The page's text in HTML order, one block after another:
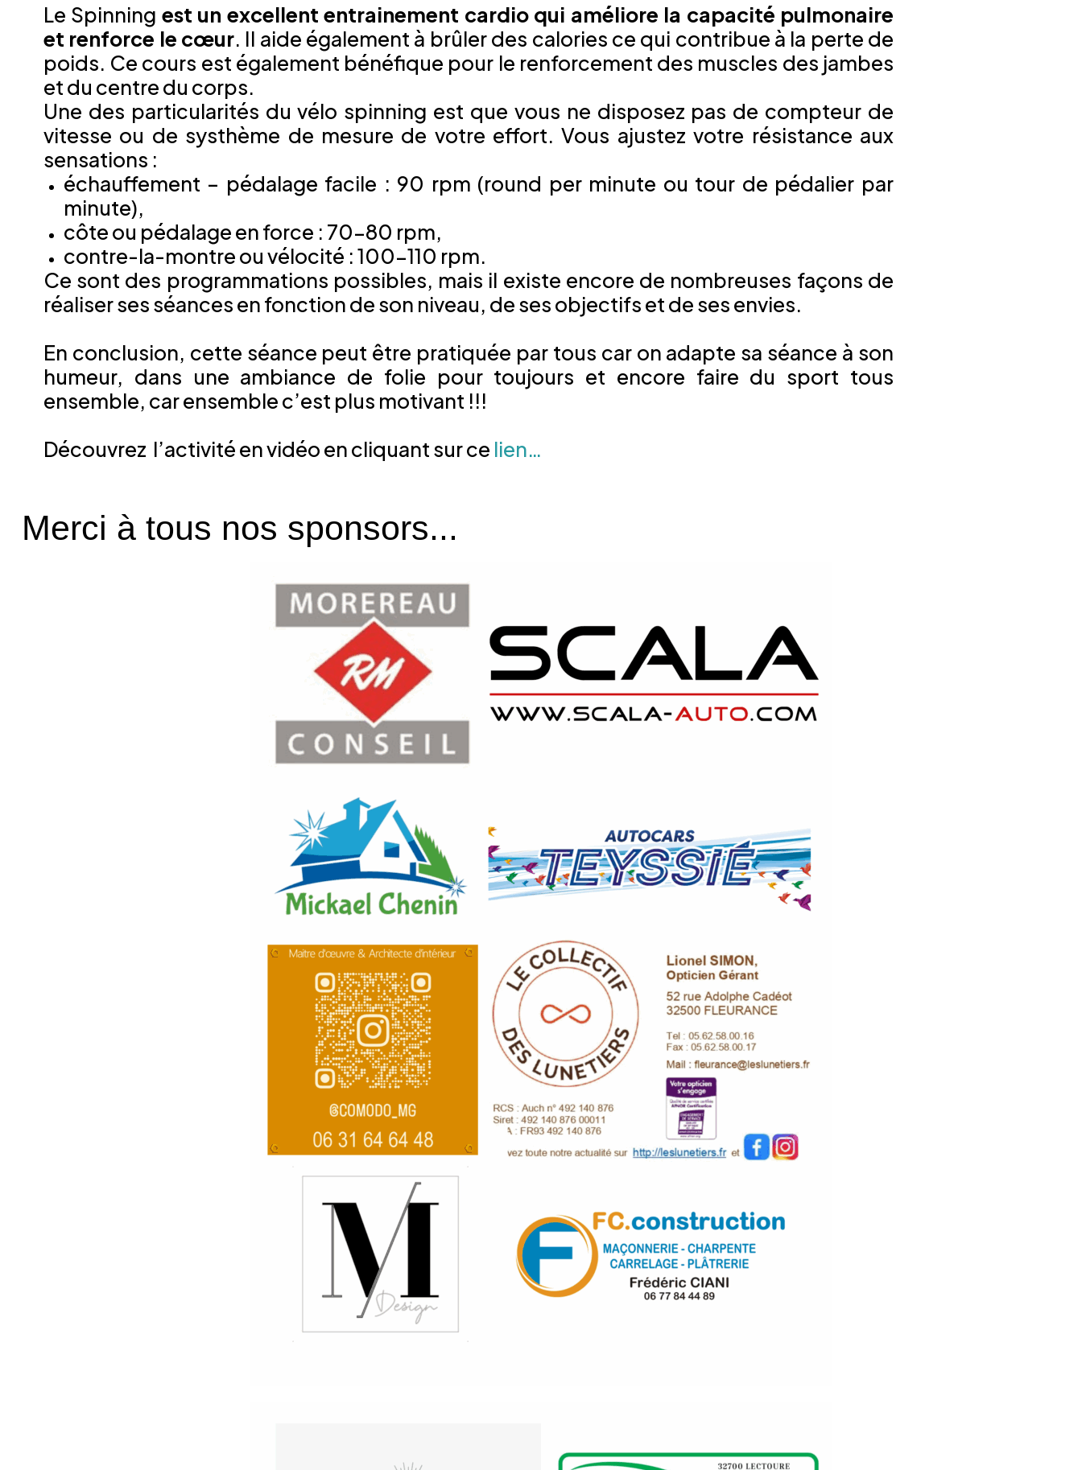
Le Spinning est un excellent entrainement cardio qui améliore la capacité pulmonaire
et renforce le cœur. Il aide également à brûler des calories ce qui contribue à la perte de
poids. Ce cours est également bénéfique pour le renforcement des muscles des jambes
et du centre du corps.
Une des particularités du vélo spinning est que vous ne disposez pas de compteur de
vitesse ou de systhème de mesure de votre effort. Vous ajustez votre résistance aux
sensations :
échauffement – pédalage facile : 90 rpm (round per minute ou tour de pédalier par
minute),
côte ou pédalage en force : 70-80 rpm,
contre-la-montre ou vélocité : 100-110 rpm.
Ce sont des programmations possibles, mais il existe encore de nombreuses façons de
réaliser ses séances en fonction de son niveau, de ses objectifs et de ses envies.
En conclusion, cette séance peut être pratiquée par tous car on adapte sa séance à son
humeur, dans une ambiance de folie pour toujours et encore faire du sport tous
ensemble, car ensemble c’est plus motivant !!!
Découvrez l’activité en vidéo en cliquant sur ce lien…
Merci à tous nos sponsors...